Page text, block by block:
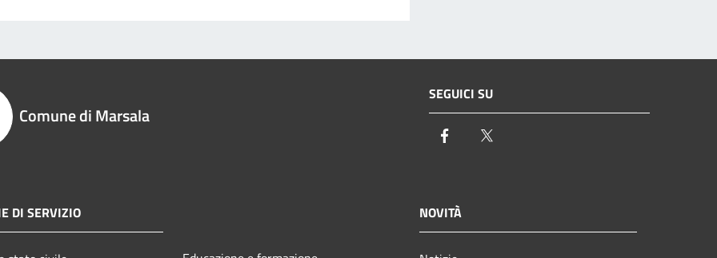
Comune di Marsala
SEGUICI SU
Facebook
DI SERVIZIO NOVITÀ